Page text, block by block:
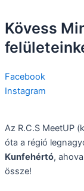
Kövess
Facebook
Instagram
Az R.C.S MeetUP
óta a régió
Kunfehértó,
össze!